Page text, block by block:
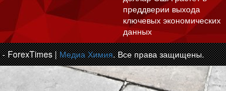
преддверии выхода
ключевых экономических
данных
- ForexTimes |Медиа Химия. Все права защищены.